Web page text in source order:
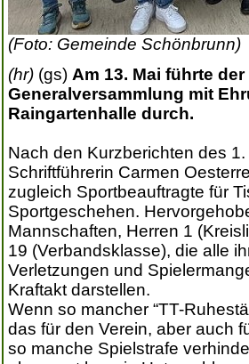
(Foto: Gemeinde Schönbrunn)
(hr) (gs) Am 13. Mai führte
Generalversammlung mit
Raingartenhalle durch.
Nach den Kurzberichten des
Schriftführerin Carmen
zugleich Sportbeauftragte für
Sportgeschehen.
Mannschaften, Herren 1
19 (Verbandsklasse), die alle
Verletzungen und
Kraftakt darstellen.
Wenn so mancher “TT-
das für den Verein, aber auch
so manche Spielstrafe